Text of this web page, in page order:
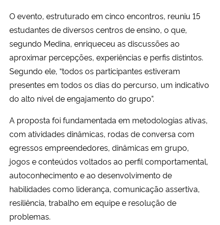
Secretaria de Governo
Gabinete de Segurança Institucional
Planalto
O evento, estruturado em cinco encontros, reuniu 15
estudantes de diversos centros de ensino, o que,
segundo Medina, enriqueceu as discussões ao
aproximar percepções, experiências e perfis distintos.
Segundo ele, “todos os participantes estiveram
presentes em todos os dias do percurso, um indicativo
do alto nível de engajamento do grupo”.
A proposta foi fundamentada em metodologias ativas,
com atividades dinâmicas, rodas de conversa com
egressos empreendedores, dinâmicas em grupo,
jogos e conteúdos voltados ao perfil comportamental,
autoconhecimento e ao desenvolvimento de
habilidades como liderança, comunicação assertiva,
resiliência, trabalho em equipe e resolução de
problemas.